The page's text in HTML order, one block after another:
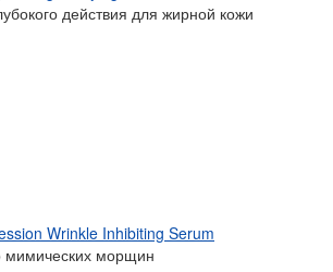
действия для жирной кожи
Wrinkle Inhibiting Serum
мимических морщин